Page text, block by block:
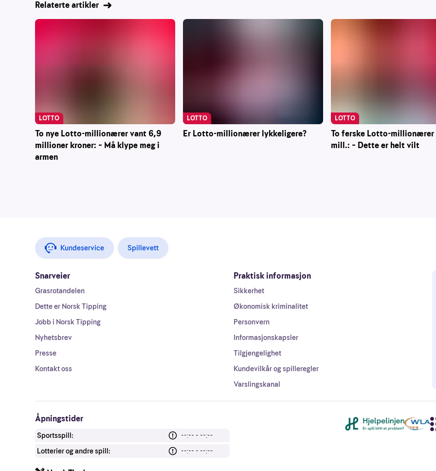
Relaterte artikler
To nye Lotto-millionærer vant 6,9
millioner kroner: – Må klype meg i
armen
LOTTO
Er Lotto-millionærer lykkeligere?
LOTTO
To ferske Lotto-millionærer
mill.: – Dette er helt vilt
LOTTO
Kundeservice Spillevett
Snarveier
Grasrotandelen
Dette er Norsk Tipping
Jobb i Norsk Tipping
Nyhetsbrev
Presse
Kontakt oss
Praktisk informasjon
Sikkerhet
Økonomisk kriminalitet
Personvern
Informasjonskapsler
Tilgjengelighet
Kundevilkår og spilleregler
Varslingskanal
Åpningstider
Sportsspill:
--:-- - --:--
Lotterier og andre spill:
--:-- - --:--